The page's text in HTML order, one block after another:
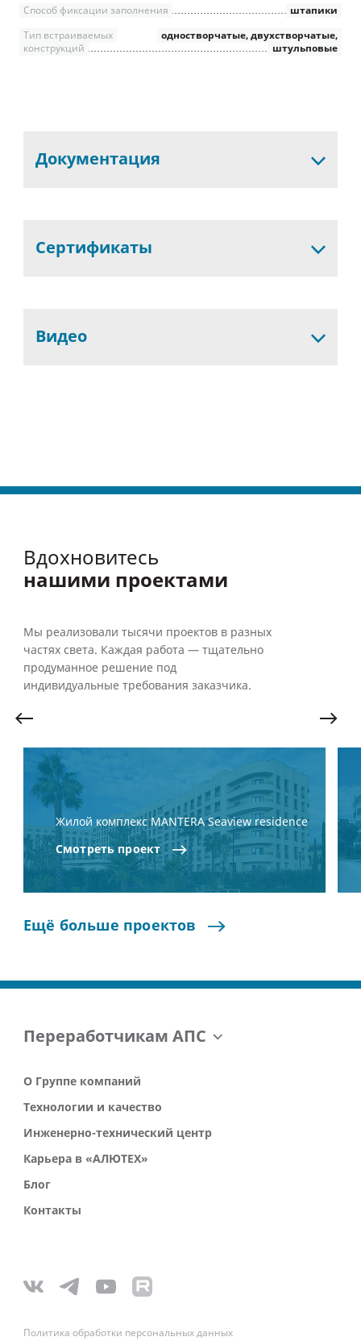
штапики
Способ фиксации заполнения
одностворчатые, двухстворчатые,
штульповые
Тип встраиваемых
конструкций
Документация
Сертификаты
Видео
Вдохновитесь
нашими проектами
Мы реализовали тысячи проектов в разных
частях света. Каждая работа — тщательно
продуманное решение под
индивидуальные требования заказчика.
Жилой комплекс MANTERA Seaview residence
Смотреть проект
Ещё больше проектов
Переработчикам АПС
О Группе компаний
Технологии и качество
Инженерно-технический центр
Карьера в «АЛЮТЕХ»
Блог
Контакты
Политика обработки персональных данных